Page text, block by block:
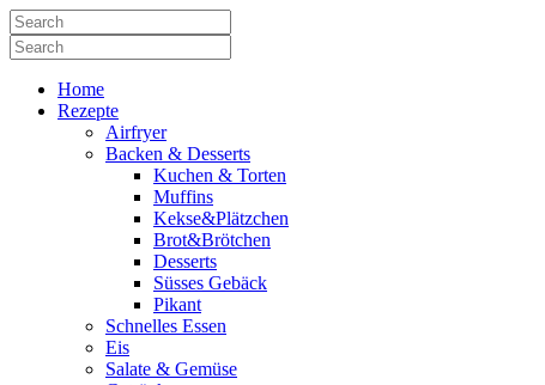
Home
Rezepte
Airfryer
Backen & Desserts
Kuchen & Torten
Muffins
Kekse&Plätzchen
Brot&Brötchen
Desserts
Süsses Gebäck
Pikant
Schnelles Essen
Eis
Salate & Gemüse